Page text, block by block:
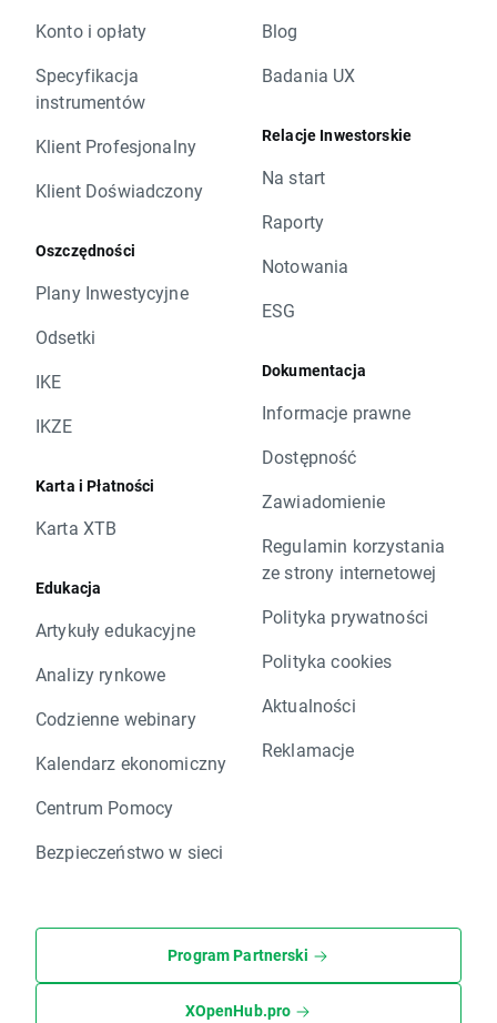
Konto i opłaty
Specyfikacja
instrumentów
Klient Profesjonalny
Klient Doświadczony
Oszczędności
Plany Inwestycyjne
Odsetki
IKE
IKZE
Karta i Płatności
Karta XTB
Edukacja
Artykuły edukacyjne
Analizy rynkowe
Codzienne webinary
Kalendarz ekonomiczny
Centrum Pomocy
Bezpieczeństwo w sieci
Blog
Badania UX
Relacje Inwestorskie
Na start
Raporty
Notowania
ESG
Dokumentacja
Informacje prawne
Dostępność
Zawiadomienie
Regulamin korzystania
ze strony internetowej
Polityka prywatności
Polityka cookies
Aktualności
Reklamacje
Program Partnerski
XOpenHub.pro